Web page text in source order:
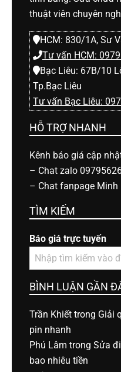
thuật viên chuyên
HCM: 830/1A, Sư
Tư vấn HCM:
Bạc Liêu: 67B/10
Tp.Bạc Liêu
Tư vấn Bạc Liêu:
HỖ TRỢ NHANH
Kênh báo giá cập
– Chat zalo
– Chat fanpage
TÌM KIẾM
Báo giá trực tuyến
BÌNH LUẬN GẦN
Trần Khiết trong Giải
pin nhanh
Phú Lâm trong Sửa
bao nhiêu tiền